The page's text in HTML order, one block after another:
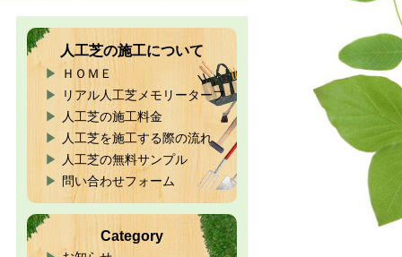
人工芝の施工について
ＨＯＭＥ
リアル人工芝メモリーターフ
人工芝の施工料金
人工芝を施工する際の流れ
人工芝の無料サンプル
問い合わせフォーム
Category